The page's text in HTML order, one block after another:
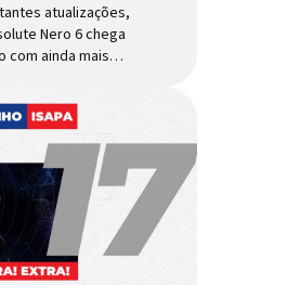
atualizações,
Nero 6 chega
com ainda mais
MTB recreacional
de maior
mercado de
chega em
o
6, sexta geração
vendido da
Extremamente
quem busca uma